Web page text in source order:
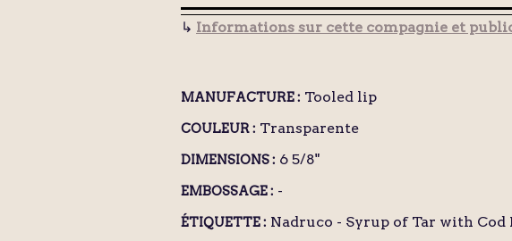
↳ Informations sur cette compagnie et
MANUFACTURE : Tooled lip
COULEUR : Transparente
DIMENSIONS : 6 5/8"
EMBOSSAGE : -
ÉTIQUETTE : Nadruco - Syrup of Tar with